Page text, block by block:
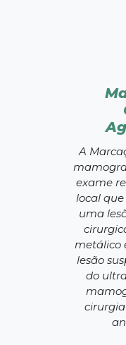
A
exame
local
uma
metálico
lesão
do